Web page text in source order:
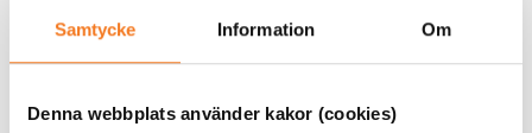
Samtycke Information Om
Denna webbplats använder kakor (cookies)